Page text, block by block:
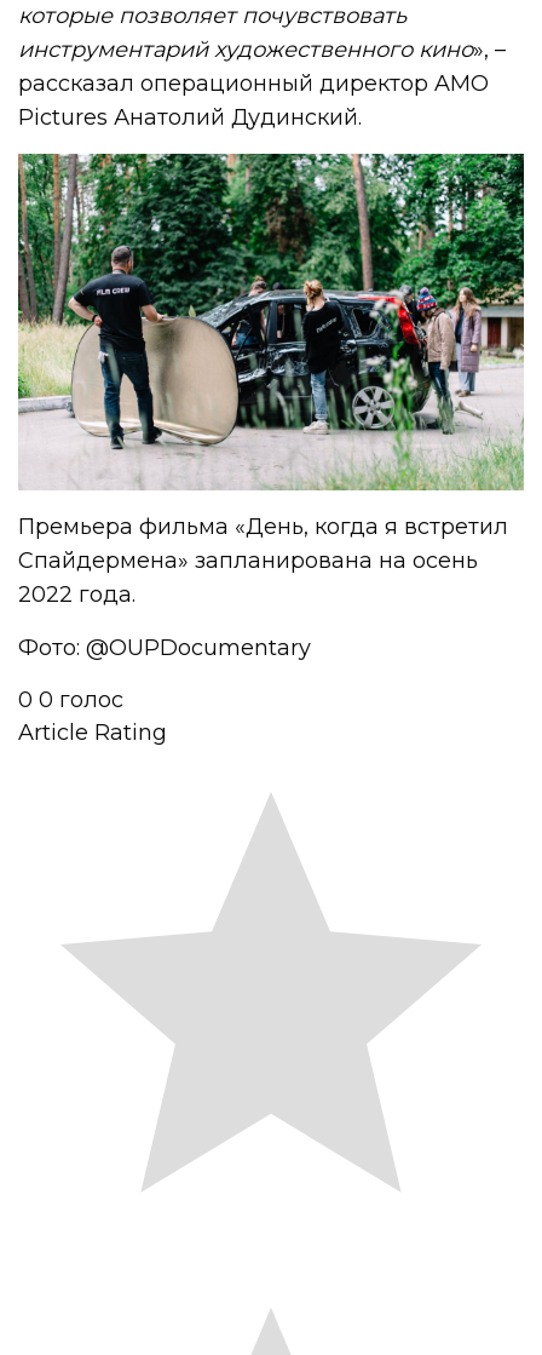
которые позволяет почувствовать
инструментарий художественного кино», –
рассказал операционный директор AMO
Pictures Анатолий Дудинский.
Премьера фильма «День, когда я встретил
Спайдермена» запланирована на осень
2022 года.
Фото: @OUPDocumentary
0 0 голос
Article Rating